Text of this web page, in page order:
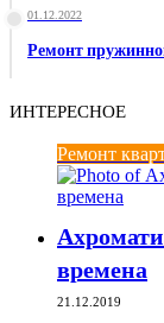
01.12.2022
Ремонт
ИНТЕРЕСНОЕ
Ремонт
времена
21.12.2019